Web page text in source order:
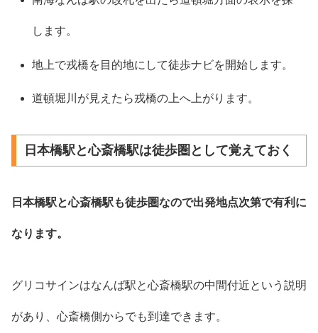
します。
地上で戎橋を目的地にして徒歩ナビを開始します。
道頓堀川が見えたら戎橋の上へ上がります。
日本橋駅と心斎橋駅は徒歩圏として覚えておく
日本橋駅と心斎橋駅も徒歩圏なので出発地点次第で有利に
なります。
グリコサインはなんば駅と心斎橋駅の中間付近という説明
があり、心斎橋側からでも到達できます。